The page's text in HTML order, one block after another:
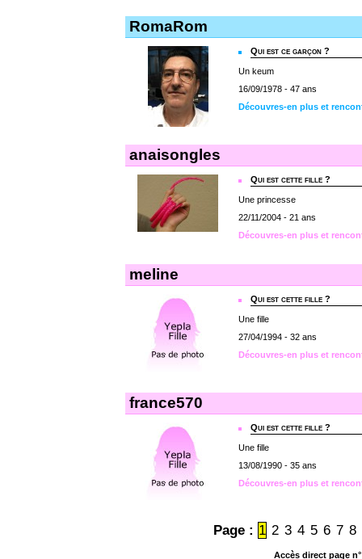
RomaRom
Qui est ce garçon ?
Un keum
16/09/1978 - 47 ans
Découvres-en plus et
anaisongles
Qui est cette fille ?
Une princesse
22/11/2004 - 21 ans
Découvres-en plus et
meline
Qui est cette fille ?
Une fille
27/04/1994 - 32 ans
Découvres-en plus et
france570
Qui est cette fille ?
Une fille
13/08/1990 - 35 ans
Découvres-en plus et
Page : 1 2 3 4 5 6 7 8
Accès direct page